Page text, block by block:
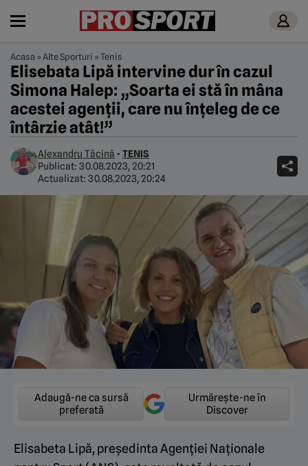
Acasa »Alte Sporturi »Tenis
Elisebata Lipă intervine dur în cazul
Simona Halep: „Soarta ei stă în mâna
acestei agenții, care nu înțeleg de ce
întârzie atât!”
Alexandru Tăcină • TENIS
Publicat: 30.08.2023, 20:21
Actualizat: 30.08.2023, 20:24
Adaugă-ne ca sursă
preferată
Urmărește-ne în
Discover
Elisabeta Lipă, preşedinta Agenţiei Naţionale